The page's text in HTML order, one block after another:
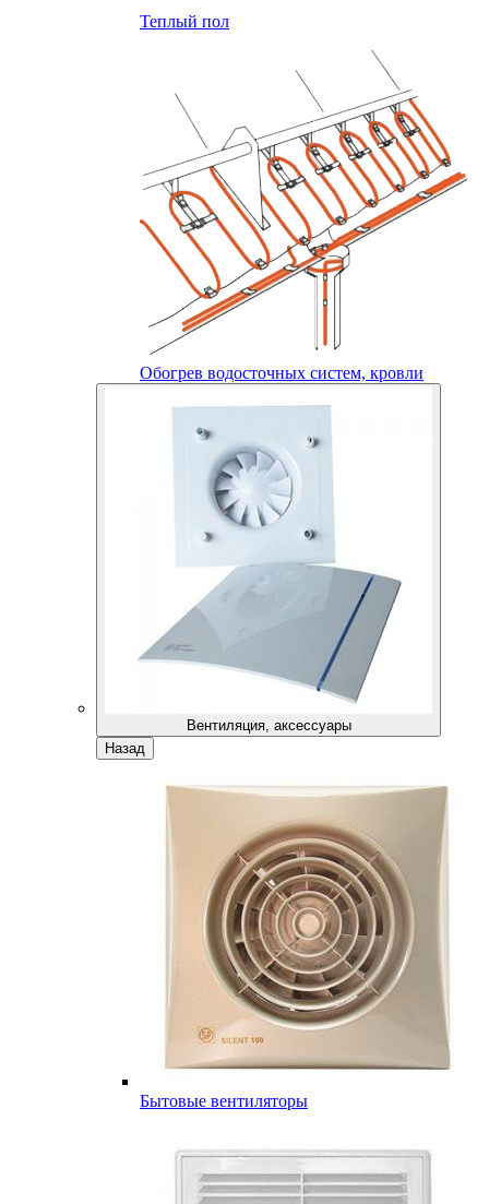
Теплый пол
Обогрев водосточных систем, кровли
Вентиляция, аксессуары
Назад
Бытовые вентиляторы